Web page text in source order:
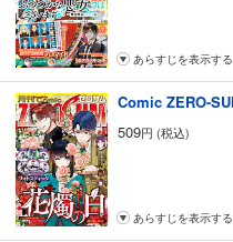
あらすじを表示する
509円 (税込)
あらすじを表示する